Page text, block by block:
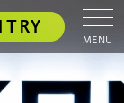
MENU